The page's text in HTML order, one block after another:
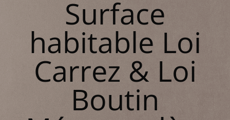
Surface
habitable Loi
Carrez & Loi
Boutin